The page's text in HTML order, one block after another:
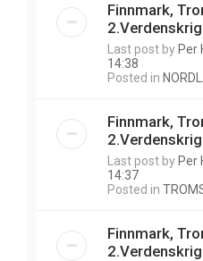
Finnmark,
Last post by Per
14:38
Posted in
Finnmark,
Last post by Per
14:37
Posted in
Finnmark,